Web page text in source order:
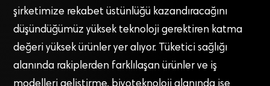
şirketimize rekabet üstünlüğü kazandıracağını
düşündüğümüz yüksek teknoloji gerektiren katma
değeri yüksek ürünler yer alıyor. Tüketici sağlığı
alanında rakiplerden farklılaşan ürünler ve iş